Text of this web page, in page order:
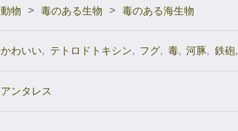
動物
> 毒のある生物 > 毒のある海生物
かわいい, テトロドトキシン, フグ, 毒, 河豚, 鉄砲,
アンタレス